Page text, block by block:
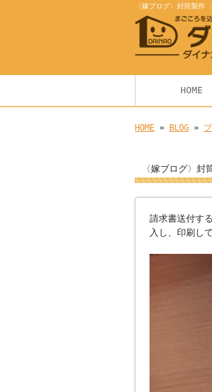
〈嫁ブログ〉封筒製
HOME
HOME » BLOG »
〈嫁ブログ〉封
請求書送付す
入し、印刷し